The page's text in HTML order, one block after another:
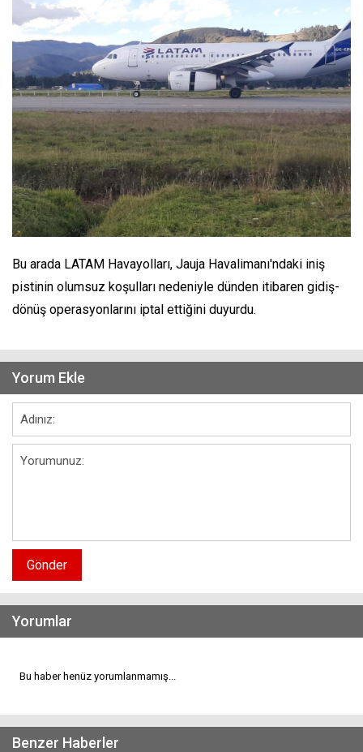
Bu arada LATAM Havayolları, Jauja Havalimanı'ndaki iniş
pistinin olumsuz koşulları nedeniyle dünden itibaren gidiş-
dönüş operasyonlarını iptal ettiğini duyurdu.
Yorum Ekle
Gönder
Yorumlar
Bu haber henüz yorumlanmamış...
Benzer Haberler